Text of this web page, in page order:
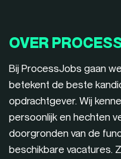
OVER
Bij ProcessJobs gaan
betekent de beste
opdrachtgever. Wij
persoonlijk en hechten
doorgronden van de
beschikbare vacatures.